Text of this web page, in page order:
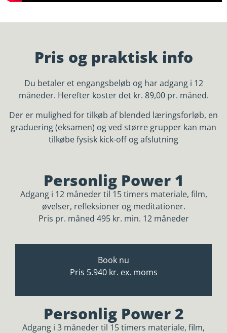
Pris og praktisk info
Du betaler et engangsbeløb og har adgang i 12
måneder. Herefter koster det kr. 89,00 pr. måned.
Der er mulighed for tilkøb af blended læringsforløb, en
graduering (eksamen) og ved større grupper kan man
tilkøbe fysisk kick-off og afslutning
Personlig Power 1
Adgang i 12 måneder til 15 timers materiale, film,
øvelser, refleksioner og meditationer.
Pris pr. måned 495 kr. min. 12 måneder
Book nu
Pris 5.940 kr. ex. moms
Personlig Power 2
Adgang i 3 måneder til 15 timers materiale, film,